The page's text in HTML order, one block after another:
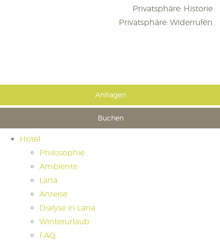
Privatsphäre: Historie
Privatsphäre: Widerrufen
Anfragen
Buchen
Hotel
Philosophie
Ambiente
Lana
Anreise
Dialyse in Lana
Winterurlaub
FAQ